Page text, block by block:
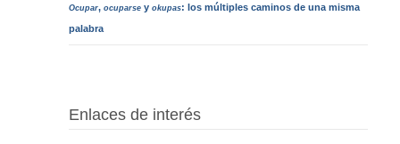
Ocupar,ocuparse yokupas: los múltiples caminos de una misma
palabra
Enlaces de interés